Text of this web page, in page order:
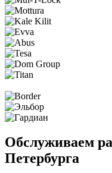
Обслуживаем
Петербурга